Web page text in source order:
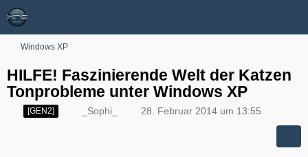
Windows XP
HILFE! Faszinierende Welt der Katzen
Tonprobleme unter Windows XP
[GEN2] _Sophi_ 28. Februar 2014 um 13:55